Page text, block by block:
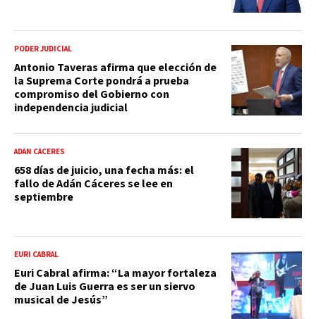
PODER JUDICIAL
Antonio Taveras afirma que elección de
la Suprema Corte pondrá a prueba
compromiso del Gobierno con
independencia judicial
ADÁN CÁCERES
658 días de juicio, una fecha más: el
fallo de Adán Cáceres se lee en
septiembre
EURI CABRAL
Euri Cabral afirma: “La mayor fortaleza
de Juan Luis Guerra es ser un siervo
musical de Jesús”